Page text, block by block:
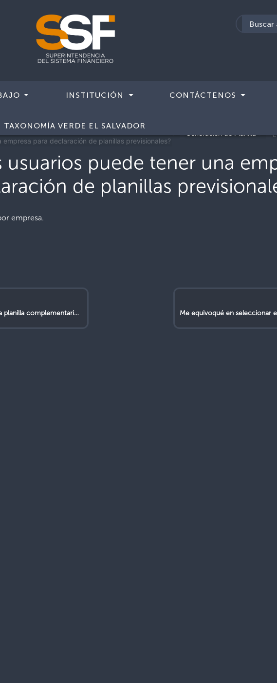
INSTITUCIÓN CONTÁCTENOS
TAXONOMÍA VERDE EL SALVADOR
empresa para declaración de planillas previsionales?
usuarios puede tener una
de planillas
empresa.
en el mismo mes o en el siguiente?